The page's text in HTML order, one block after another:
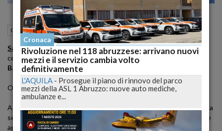
Cultura L'Aquila (AQ) 25 Novembre 2020 19:40
Sabato 28 novembre ore 11l'attrice Eva Martelli presenterà la
cerimonia di XIX Edizione Premio Internazionale L'Aquila Bper
Banca intitolato a Laudomia Bonanni.
Ospite d'onore sarà la poetessaMarcia Teophilo.
A causa dell'emergenza covid la cerimonia il Premio ha svolto solo la
sezione A (poesia edita), mentre le sezioni riservate agli studenti e
agli ospiti delle case di pena per quest'anno sono state sospese.
Cronaca
Rivoluzione nel 118 abruzzese: arrivano nuovi
mezzi e il servizio cambia volto
definitivamente
L'AQUILA - Prosegue il piano di rinnovo del parco
mezzi della ASL 1 Abruzzo: nuove auto mediche,
ambulanze e...